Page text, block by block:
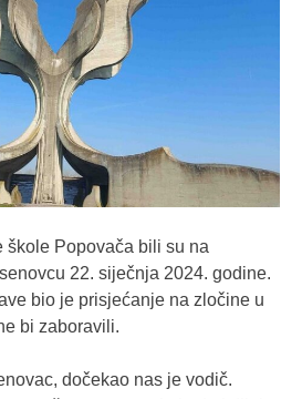
škole Popovača bili su na
22. siječnja 2024. godine.
bio je prisjećanje na zločine u
bi zaboravili.
dočekao nas je vodič.